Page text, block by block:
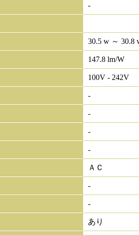
-
30.5 w ～ 30.8
147.8 lm/W
100V - 242V
-
-
-
-
ＡＣ
-
-
あり